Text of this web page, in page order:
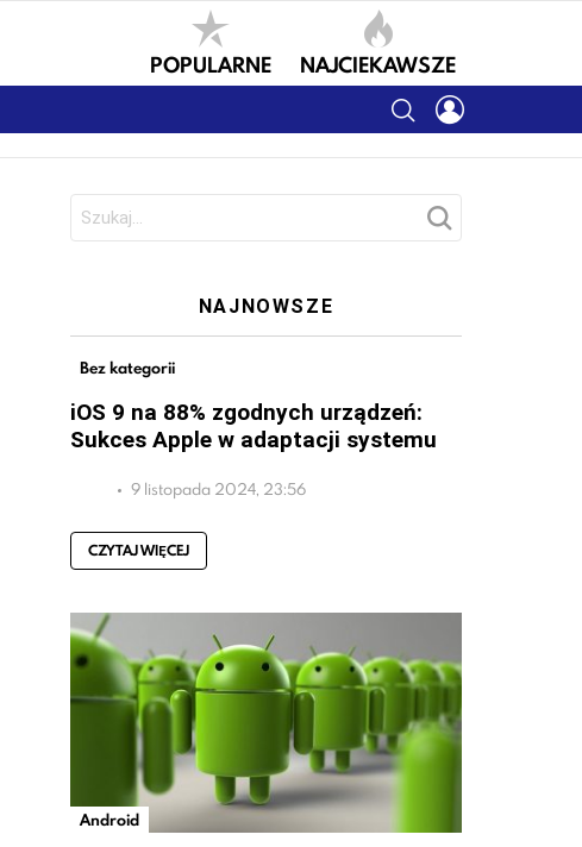
POPULARNE NAJCIEKAWSZE
SEARCH
NAJNOWSZE
Bez kategorii
iOS 9 na 88% zgodnych urządzeń:
Sukces Apple w adaptacji systemu
9 listopada 2024, 23:56
CZYTAJ WIĘCEJ
Android